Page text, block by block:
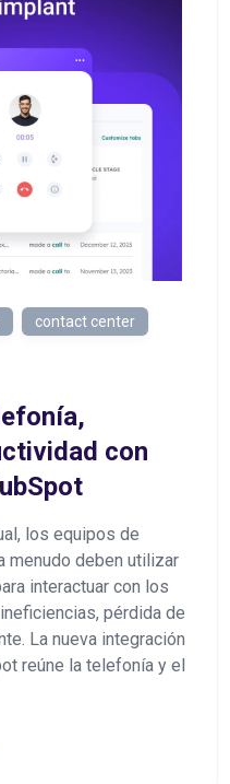
contact center
con
los equipos de
menudo deben utilizar
interactuar con los
pérdida de
La nueva integración
reúne la telefonía y el